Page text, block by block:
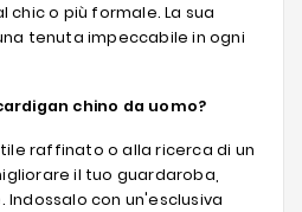
chic o più formale. La sua
tenuta impeccabile in ogni
chino da uomo?
raffinato o alla ricerca di un
il tuo guardaroba,
con un'esclusiva